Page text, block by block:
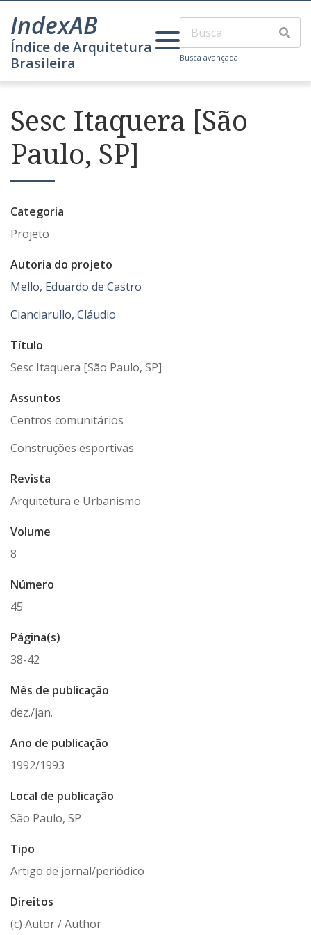
IndexAB
Índice de Arquitetura
Brasileira
Busca avançada
Sesc Itaquera [São
Paulo, SP]
Categoria
Projeto
Autoria do projeto
Mello, Eduardo de Castro
Cianciarullo, Cláudio
Título
Sesc Itaquera [São Paulo, SP]
Assuntos
Centros comunitários
Construções esportivas
Revista
Arquitetura e Urbanismo
Volume
8
Número
45
Página(s)
38-42
Mês de publicação
dez./jan.
Ano de publicação
1992/1993
Local de publicação
São Paulo, SP
Tipo
Artigo de jornal/periódico
Direitos
(c) Autor / Author